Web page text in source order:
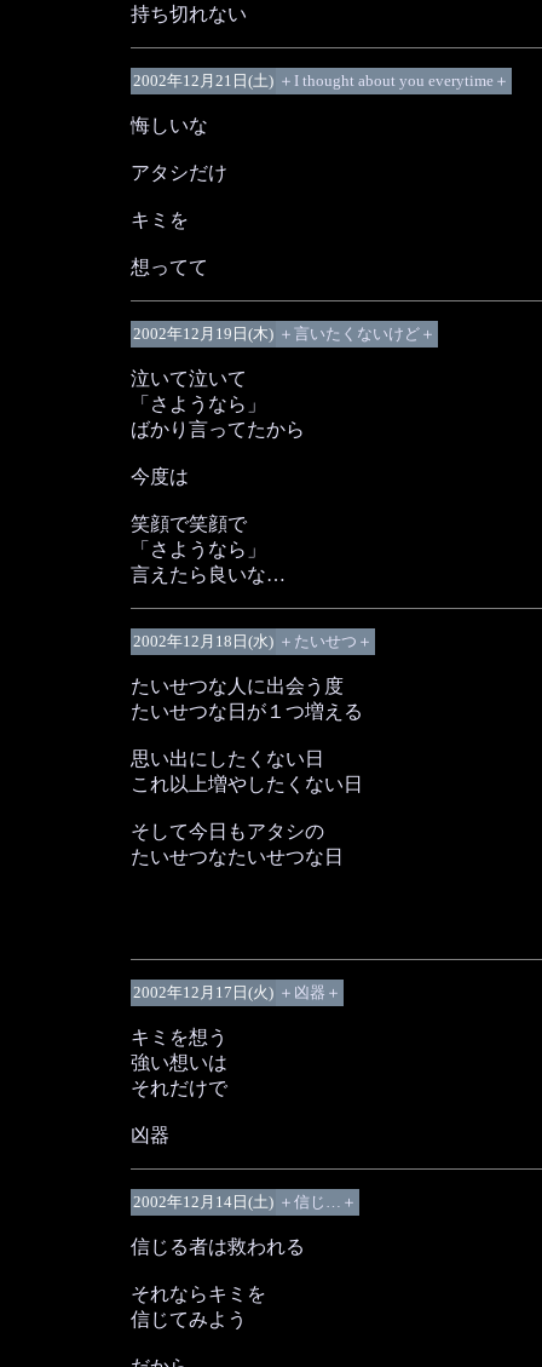
持ち切れない
2002年12月21日(土) ＋I thought about you everytime＋
悔しいな
アタシだけ
キミを
想ってて
2002年12月19日(木) ＋言いたくないけど＋
泣いて泣いて
「さようなら」
ばかり言ってたから
今度は
笑顔で笑顔で
「さようなら」
言えたら良いな…
2002年12月18日(水) ＋たいせつ＋
たいせつな人に出会う度
たいせつな日が１つ増える
思い出にしたくない日
これ以上増やしたくない日
そして今日もアタシの
たいせつなたいせつな日
2002年12月17日(火) ＋凶器＋
キミを想う
強い想いは
それだけで
凶器
2002年12月14日(土) ＋信じ…＋
信じる者は救われる
それならキミを
信じてみよう